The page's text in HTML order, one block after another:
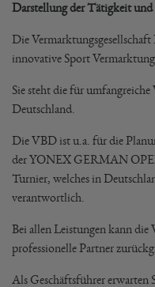
Darstellung der Tätigkeit und
Die
innovative Sport
Sie steht die für
Deutschland.
Die VBD ist u.a. für die
der YONEX GERMAN
Turnier, welches in
verantwortlich.
Bei allen Leistungen kann
professionelle Partner
Als Geschäftsführer erwarten